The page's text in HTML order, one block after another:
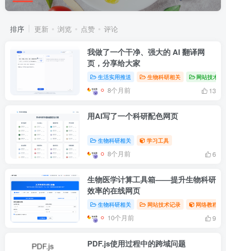
排序 更新 浏览 点赞 评论
我做了一个干净、强大的 AI 翻译网
页，分享给大家
生活实用推送 生物科研相关 网站技术记
8个月前 13
用AI写了一个科研配色网页
生物科研相关 学习工具
8个月前 6
生物医学计算工具箱——提升生物科研
效率的在线网页
生物科研相关 网站技术记录 网络教程
10个月前 9
PDF.js使用过程中的跨域问题